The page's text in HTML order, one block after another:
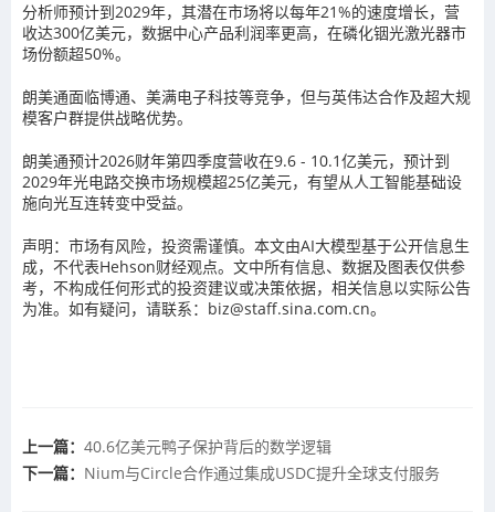
分析师预计到2029年，其潜在市场将以每年21%的速度增长，营
收达300亿美元，数据中心产品利润率更高，在磷化铟光激光器市
场份额超50%。
朗美通面临博通、美满电子科技等竞争，但与英伟达合作及超大规
模客户群提供战略优势。
朗美通预计2026财年第四季度营收在9.6 - 10.1亿美元，预计到
2029年光电路交换市场规模超25亿美元，有望从人工智能基础设
施向光互连转变中受益。
声明：市场有风险，投资需谨慎。本文由AI大模型基于公开信息生
成，不代表Hehson财经观点。文中所有信息、数据及图表仅供参
考，不构成任何形式的投资建议或决策依据，相关信息以实际公告
为准。如有疑问，请联系：biz@staff.sina.com.cn。
上一篇： 40.6亿美元鸭子保护背后的数学逻辑
下一篇： Nium与Circle合作通过集成USDC提升全球支付服务